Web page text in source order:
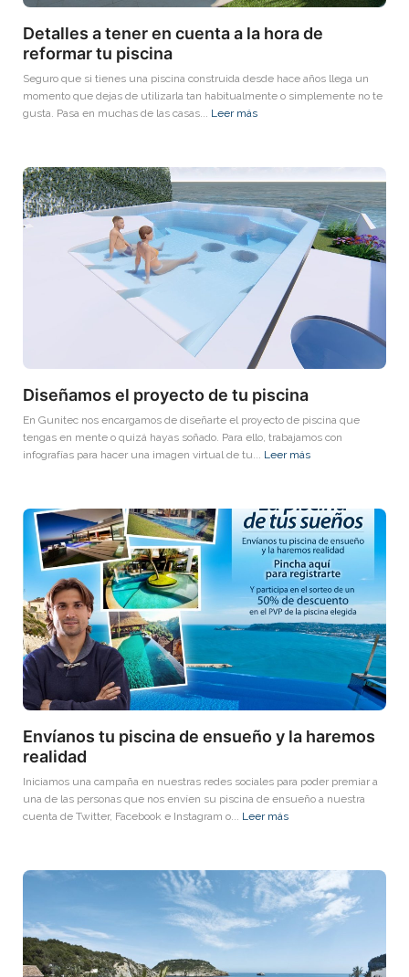
Detalles a tener en cuenta a la hora de
reformar tu piscina
Seguro que si tienes una piscina construida desde hace años llega un
momento que dejas de utilizarla tan habitualmente o simplemente no te
gusta. Pasa en muchas de las casas... Leer más
Diseñamos el proyecto de tu piscina
En Gunitec nos encargamos de diseñarte el proyecto de piscina que
tengas en mente o quizá hayas soñado. Para ello, trabajamos con
infografías para hacer una imagen virtual de tu... Leer más
Envíanos tu piscina de ensueño y la haremos
realidad
Iniciamos una campaña en nuestras redes sociales para poder premiar a
una de las personas que nos envíen su piscina de ensueño a nuestra
cuenta de Twitter, Facebook e Instagram o... Leer más